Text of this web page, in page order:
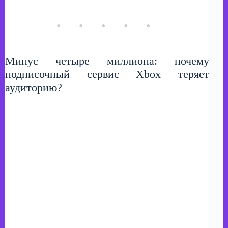
Минус четыре миллиона: почему
подписочный сервис Xbox теряет
аудиторию?